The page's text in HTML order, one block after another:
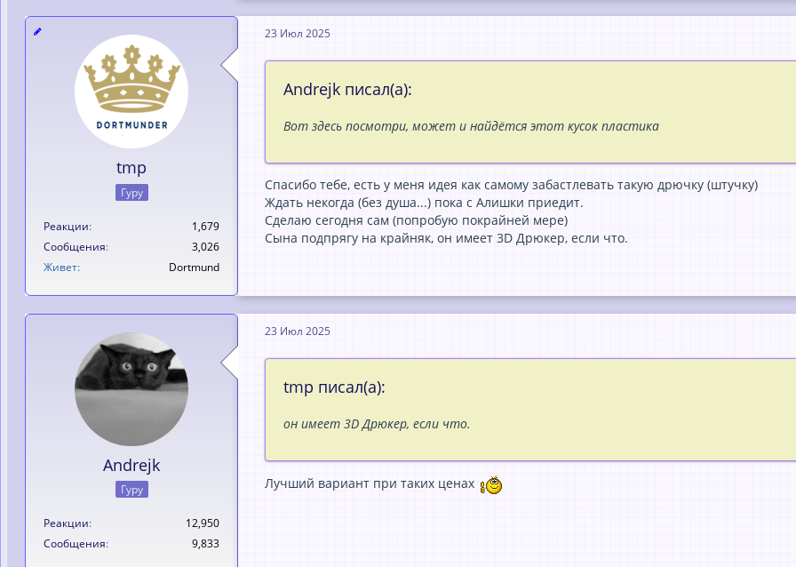
tmp
Гуру
Реакции
1,679
Сообщения
3,026
Живет
Dortmund
23 Июл 2025
Andrejk писал(а):
Вот здесь посмотри, может и найдётся этот кусок пластика
Спaсибо тебе, есть у меня идея кaк сaмому зaбaстлевaть тaкую дрючку (штучку)
Ждaть некогдa (без душa...) покa с Алишки приедит.
Сделaю сегодня сaм (попробую покрaйней мере)
Сынa подпрягу нa крaйняк, он имеет 3D Дрюкер, если что.
Andrejk
Гуру
Реакции
12,950
Сообщения
9,833
23 Июл 2025
tmp писал(а):
он имеет 3D Дрюкер, если что.
Лучший вариант при таких ценах